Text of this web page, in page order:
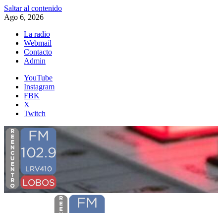
Saltar al contenido
Ago 6, 2026
La radio
Webmail
Contacto
Admin
YouTube
Instagram
FBK
X
Twitch